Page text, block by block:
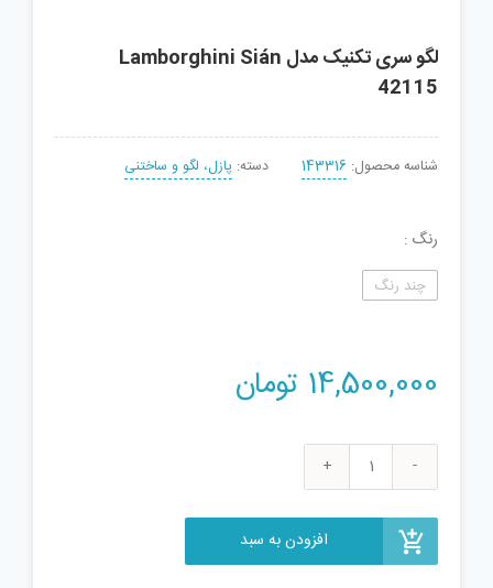
لگو سری تکنیک مدل Lamborghini Sián
42115
شناسه محصول: 143316 دسته: پازل، لگو و ساختنی
رنگ
چند رنگ
14,500,000 تومان
لگو
افزودن به سبد